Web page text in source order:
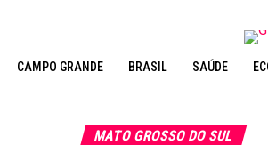
CAMPO GRANDE BRASIL SAÚDE
MATO GROSSO DO SUL